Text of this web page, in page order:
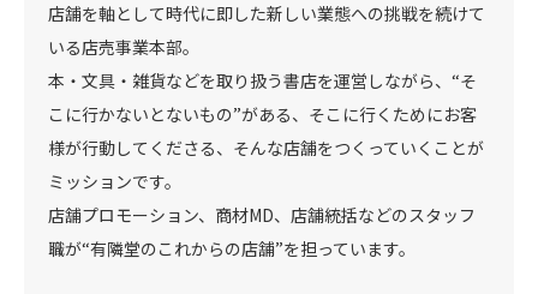
店舗を軸として時代に即した新しい業態への挑戦を続けて
いる店売事業本部。
本・文具・雑貨などを取り扱う書店を運営しながら、“そ
こに行かないとないもの”がある、そこに行くためにお客
様が行動してくださる、そんな店舗をつくっていくことが
ミッションです。
店舗プロモーション、商材MD、店舗統括などのスタッフ
職が“有隣堂のこれからの店舗”を担っています。